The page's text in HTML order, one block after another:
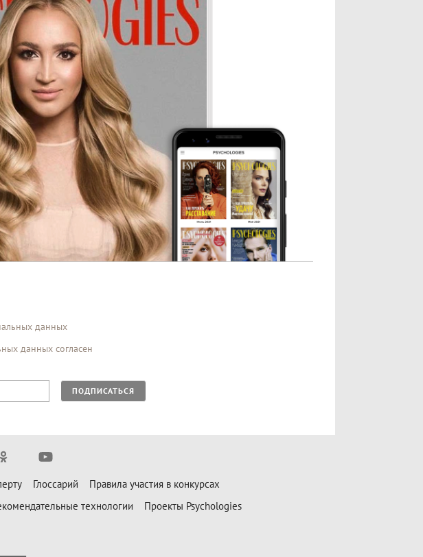
данных
данных согласен
ПОДПИСАТЬСЯ
Глоссарий
Правила участия в конкурсах
технологии
Проекты Psychologies